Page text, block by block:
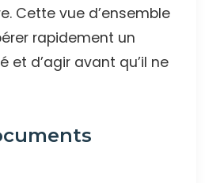
Cette vue d’ensemble
rapidement un
et d’agir avant qu’il ne